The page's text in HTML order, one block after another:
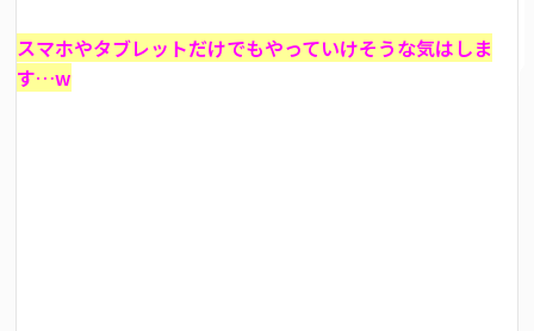
スマホやタブレットだけでもやっていけそうな気はしま
す…w